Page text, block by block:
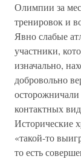
Олимпии за
тренировок и
Явно слабые
участники,
изначально,
добровольно
осторожничали
контактных
Исторические
«такой-то
то есть